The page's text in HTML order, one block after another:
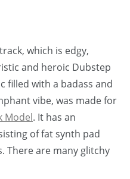
which is edgy,
and heroic Dubstep
filled with a badass and
vibe, was made for
Model. It has an
of fat synth pad
There are many glitchy